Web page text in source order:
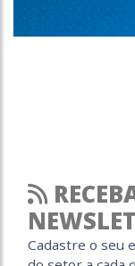
Cadastre o seu